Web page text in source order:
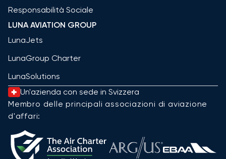
Responsabilità Sociale
LUNA AVIATION GROUP
LunaJets
LunaGroup Charter
LunaSolutions
Un'azienda con sede in Svizzera
Membro delle principali associazioni di aviazione
d'affari: